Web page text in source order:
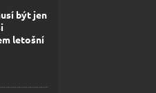
být jen
letošní